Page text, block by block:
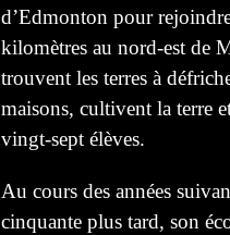
d’Edmonton pour
kilomètres au nord-est de
trouvent les terres à
maisons, cultivent la terre
vingt-sept élèves.
Au cours des années
cinquante plus tard, son